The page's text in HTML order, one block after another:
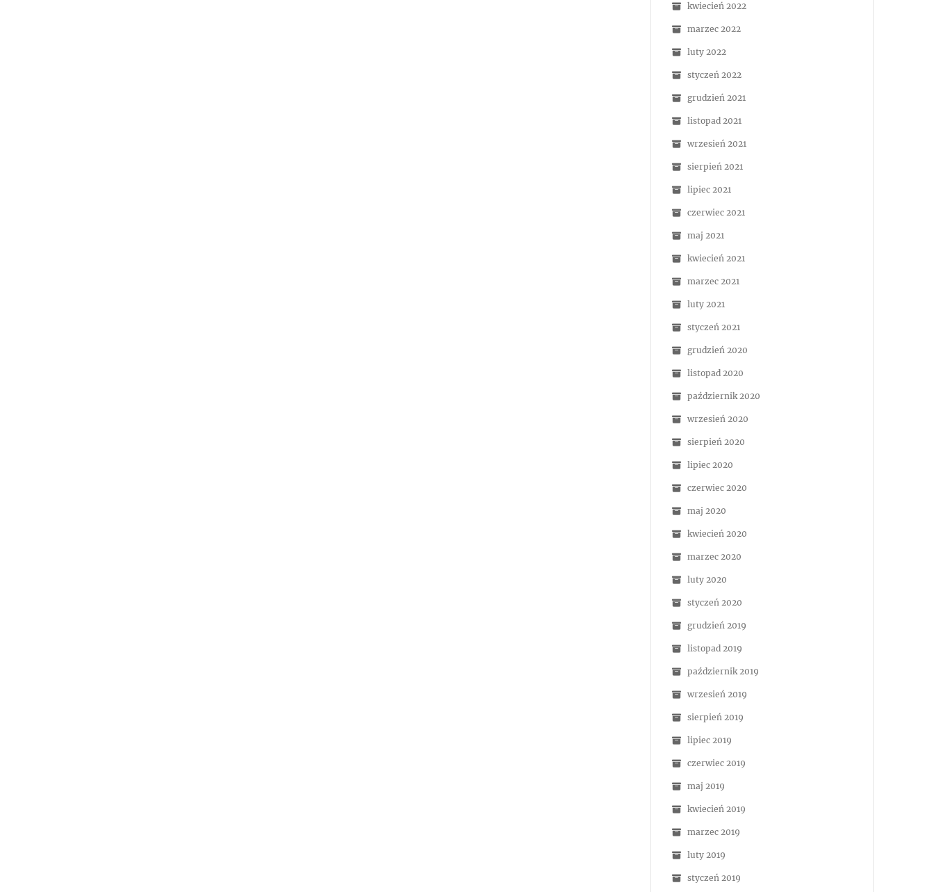
kwiecień 2022
marzec 2022
luty 2022
styczeń 2022
grudzień 2021
listopad 2021
wrzesień 2021
sierpień 2021
lipiec 2021
czerwiec 2021
maj 2021
kwiecień 2021
marzec 2021
luty 2021
styczeń 2021
grudzień 2020
listopad 2020
październik 2020
wrzesień 2020
sierpień 2020
lipiec 2020
czerwiec 2020
maj 2020
kwiecień 2020
marzec 2020
luty 2020
styczeń 2020
grudzień 2019
listopad 2019
październik 2019
wrzesień 2019
sierpień 2019
lipiec 2019
czerwiec 2019
maj 2019
kwiecień 2019
marzec 2019
luty 2019
styczeń 2019